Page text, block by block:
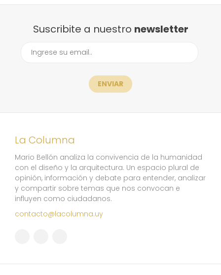
Suscribite a nuestro newsletter
ENVIAR
La Columna
Mario Bellón analiza la convivencia de la humanidad
con el diseño y la arquitectura. Un espacio plural de
opinión, información y debate para entender, analizar
y compartir sobre temas que nos convocan e
influyen como ciudadanos.
contacto@lacolumna.uy